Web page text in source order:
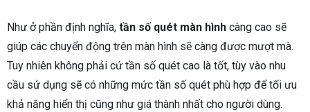
Như ở phần định nghĩa, tần số quét màn hình càng cao sẽ
giúp các chuyển động trên màn hình sẽ càng được mượt mà.
Tuy nhiên không phải cứ tần số quét cao là tốt, tùy vào nhu
cầu sử dụng sẽ có những mức tần số quét phù hợp để tối ưu
khả năng hiển thị cũng như giá thành nhất cho người dùng.